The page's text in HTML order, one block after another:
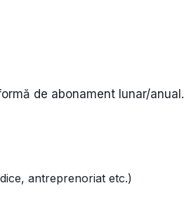
de abonament lunar/anual.
antreprenoriat etc.)